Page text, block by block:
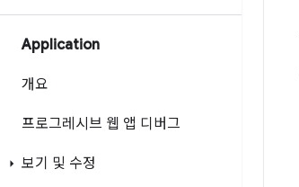
Application
개요
프로그레시브 웹 앱 디버그
보기 및 수정